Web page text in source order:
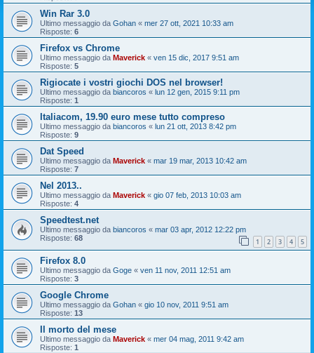
Win Rar 3.0
Ultimo messaggio da Gohan « mer 27 ott, 2021 10:33 am
Risposte: 6
Firefox vs Chrome
Ultimo messaggio da Maverick « ven 15 dic, 2017 9:51 am
Risposte: 5
Rigiocate i vostri giochi DOS nel browser!
Ultimo messaggio da biancoros « lun 12 gen, 2015 9:11 pm
Risposte: 1
Italiacom, 19.90 euro mese tutto compreso
Ultimo messaggio da biancoros « lun 21 ott, 2013 8:42 pm
Risposte: 9
Dat Speed
Ultimo messaggio da Maverick « mar 19 mar, 2013 10:42 am
Risposte: 7
Nel 2013..
Ultimo messaggio da Maverick « gio 07 feb, 2013 10:03 am
Risposte: 4
Speedtest.net
Ultimo messaggio da biancoros « mar 03 apr, 2012 12:22 pm
Risposte: 68 1 2 3 4 5
Firefox 8.0
Ultimo messaggio da Goge « ven 11 nov, 2011 12:51 am
Risposte: 3
Google Chrome
Ultimo messaggio da Gohan « gio 10 nov, 2011 9:51 am
Risposte: 13
Il morto del mese
Ultimo messaggio da Maverick « mer 04 mag, 2011 9:42 am
Risposte: 1